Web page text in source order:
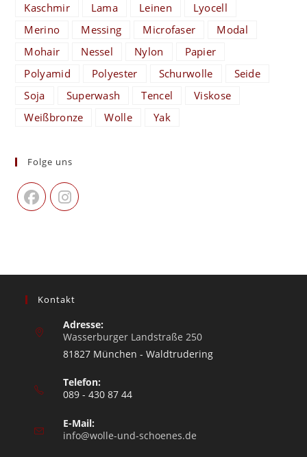
Kaschmir
Lama Leinen
Lyocell
Merino
Messing Microfaser
Modal
Mohair
Nessel Nylon
Papier
Polyamid
Polyester Schurwolle
Seide
Soja
Superwash Tencel
Viskose
Weißbronze
Wolle Yak
Folge uns
Kontakt
Adresse:
Wasserburger Landstraße 250
81827 München - Waldtrudering
Telefon:
089 - 430 87 44
E-Mail:
info@wolle-und-schoenes.de